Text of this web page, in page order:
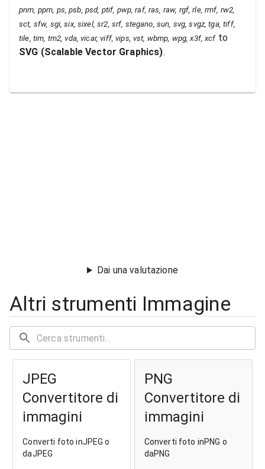
pnm, ppm, ps, psb, psd, ptif, pwp, raf, ras, raw, rgf, rle, rmf, rw2,
sct, sfw, sgi, six, sixel, sr2, srf, stegano, sun, svg, svgz, tga, tiff,
tile, tim, tm2, vda, vicar, viff, vips, vst, wbmp, wpg, x3f, xcfto
SVG (Scalable Vector Graphics).
Dai una valutazione
Altri strumenti Immagine
JPEG
Convertitore di
immagini
Converti foto inJPEG o
daJPEG
PNG
Convertitore di
immagini
Converti foto inPNG o
daPNG